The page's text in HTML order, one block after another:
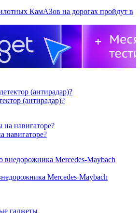
(антирадар)?
навигаторе?
Mercedes-Maybach